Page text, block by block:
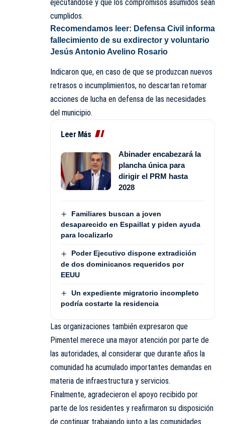
ejecutándose y que los compromisos asumidos sean
cumplidos.
Recomendamos leer: Defensa Civil informa
fallecimiento de su exdirector y voluntario
Jesús Antonio Avelino Rosario
Indicaron que, en caso de que se produzcan nuevos
retrasos o incumplimientos, no descartan retomar
acciones de lucha en defensa de las necesidades
del municipio.
Leer Más
Abinader encabezará la
plancha única para
dirigir el PRM hasta
2028
Familiares buscan a joven
desaparecido en Espaillat y piden ayuda
para localizarlo
Poder Ejecutivo dispone extradición
de dos dominicanos requeridos por
EEUU
Un expediente migratorio incompleto
podría costarte la residencia
Las organizaciones también expresaron que
Pimentel merece una mayor atención por parte de
las autoridades, al considerar que durante años la
comunidad ha acumulado importantes demandas en
materia de infraestructura y servicios.
Finalmente, agradecieron el apoyo recibido por
parte de los residentes y reafirmaron su disposición
de continuar trabajando junto a las comunidades